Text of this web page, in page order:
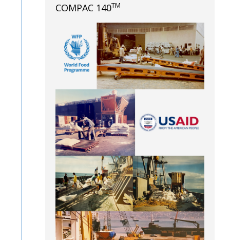
COMPAC 140TM